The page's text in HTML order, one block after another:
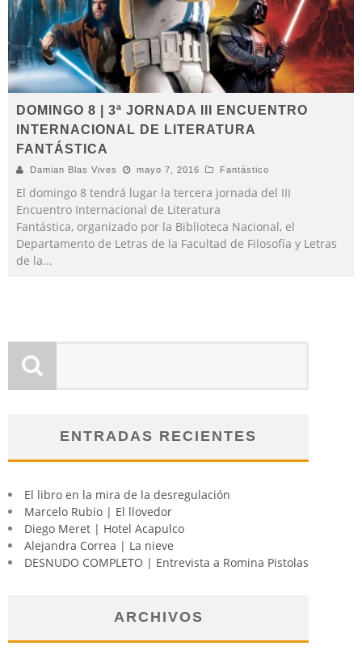
DOMINGO 8 | 3ª JORNADA III ENCUENTRO
INTERNACIONAL DE LITERATURA
FANTÁSTICA
Damian Blas Vives mayo 7, 2016 Fantástico
El domingo 8 tendrá lugar la tercera jornada del III
Encuentro Internacional de Literatura
Fantástica, organizado por la Biblioteca Nacional, el
Departamento de Letras de la Facultad de Filosofía y Letras
de la...
ENTRADAS RECIENTES
El libro en la mira de la desregulación
Marcelo Rubio | El llovedor
Diego Meret | Hotel Acapulco
Alejandra Correa | La nieve
DESNUDO COMPLETO | Entrevista a Romina Pistolas
ARCHIVOS